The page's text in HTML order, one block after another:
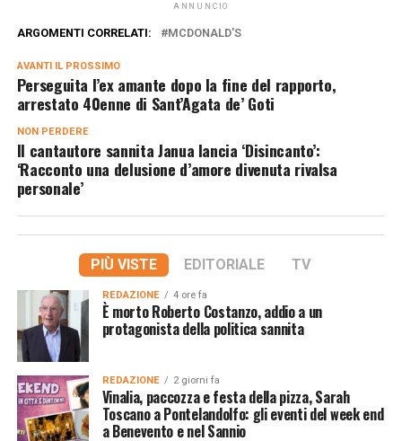
ANNUNCIO
ARGOMENTI CORRELATI: MCDONALD'S
AVANTI IL ​​PROSSIMO
Perseguita l’ex amante dopo la fine del rapporto,
arrestato 40enne di Sant’Agata de’ Goti
NON PERDERE
Il cantautore sannita Janua lancia ‘Disincanto’:
‘Racconto una delusione d’amore divenuta rivalsa
personale’
PIÙ VISTE EDITORIALE TV
REDAZIONE 4 ore fa
È morto Roberto Costanzo, addio a un
protagonista della politica sannita
REDAZIONE 2 giorni fa
Vinalia, paccozza e festa della pizza, Sarah
Toscano a Pontelandolfo: gli eventi del week end
a Benevento e nel Sannio